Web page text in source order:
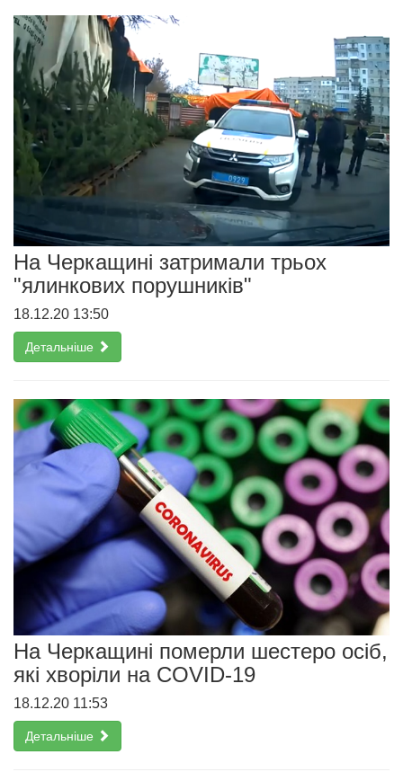
На Черкащині затримали трьох
"ялинкових порушників"
18.12.20 13:50
Детальніше
На Черкащині померли шестеро осіб,
які хворіли на COVID-19
18.12.20 11:53
Детальніше